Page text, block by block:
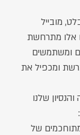
מובייל
אלו מתרחשת
ומשתמשים
ומכפיל את
שלנו
של